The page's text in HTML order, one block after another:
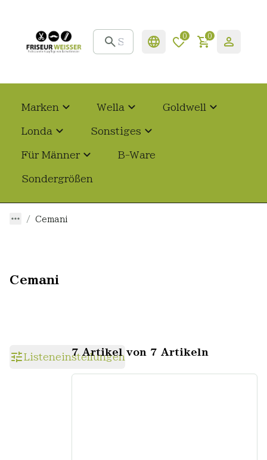
0 0
Marken Wella Goldwell
Londa Sonstiges
Für Männer B-Ware
Sondergrößen
Cemani
Cemani
Listeneinstellungen
7 Artikel von 7 Artikeln